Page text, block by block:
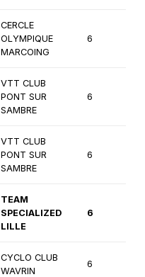
CERCLE
OLYMPIQUE
MARCOING
6
VTT CLUB
PONT SUR
SAMBRE
6
VTT CLUB
PONT SUR
SAMBRE
6
TEAM
SPECIALIZED
LILLE
6
CYCLO CLUB
WAVRIN
6